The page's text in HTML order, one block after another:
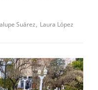
Suárez Laura López